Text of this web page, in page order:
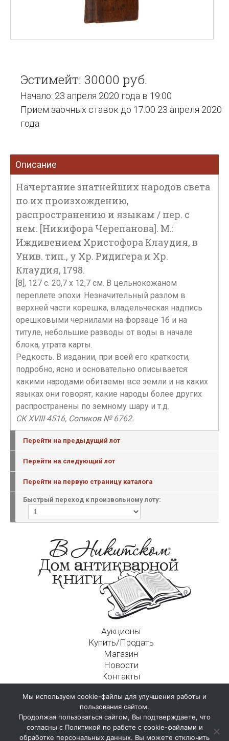
Эстимейт: 30000 руб.
Начало: 23 апреля 2020 года в 19:00
Прием заочных ставок до 17:00 23 апреля 2020
года
Описание
Начертание знатнейших народов света
по их произхождению,
распространению и языкам / пер. с
нем. [Никифора Черепанова]. М.:
Иждивением Христофора Клаудия, в
Унив. тип., у Хр. Ридигера и Хр.
Клаудия, 1798.
[8], 127 с. 20,7 х 12,7 см. В цельнокожаном
переплете эпохи. Незначительный разлом в
верхней части корешка, владельческая надпись
орешковыми чернилами на форзаце 1б и на
титуле, небольшие разводы от воды в начале
блока, утрата карты.
Редкость. В издании, при всей его краткости,
подробно, ясно и основательно описывается:
какими народами обитаемы все земли и на каких
языках они говорят, какие народы более других
распространены по земному шару и т.д.
СК XVIII 4516, Сопиков № 6762.
Перейти на предыдущий лот
Перейти на следующий лот
Перейти на первую страницу каталога
Быстрый переход к произвольному лоту:
Аукционы
Купить/Продать
Магазин
Новости
Контакты
125009, г. Москва, Никитский пер., д. 4а, стр. 1
Мы используем cookie-файлы для улучшения работы и
пользования сайтом.
Продолжая пользоваться сайтом, Вы подтверждаете, что
согласны с Политикой по работе с cookie-файлами и
обработке персональных данных. Вы можете отключить